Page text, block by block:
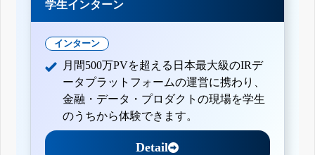
学生インターン
インターン
月間500万PVを超える日本最大級のIRデ
ータプラットフォームの運営に携わり、
金融・データ・プロダクトの現場を学生
のうちから体験できます。
Detail